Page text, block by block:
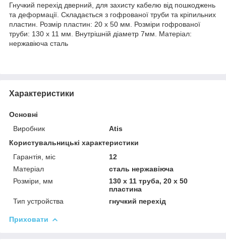
Гнучкий перехід дверний, для захисту кабелю від пошкоджень
та деформації. Складається з гофрованої труби та кріпильних
пластин. Розмір пластин: 20 х 50 мм. Розміри гофрованої
труби: 130 х 11 мм. Внутрішній діаметр 7мм. Матеріал:
нержавіюча сталь
Характеристики
Основні
Виробник
Atis
Користувальницькі характеристики
Гарантія, міс
12
Матеріал
сталь нержавіюча
Розміри, мм
130 х 11 труба, 20 х 50
пластина
Тип устройства
гнучкий перехід
Приховати